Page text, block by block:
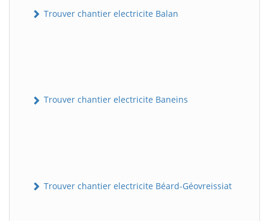
Trouver chantier electricite Balan
Trouver chantier electricite Baneins
Trouver chantier electricite Béard-Géovreissiat